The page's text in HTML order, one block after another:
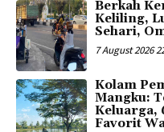
Berkah
Keliling,
Sehari,
7 August 2026
Kolam
Mangku:
Keluarga,
Favorit